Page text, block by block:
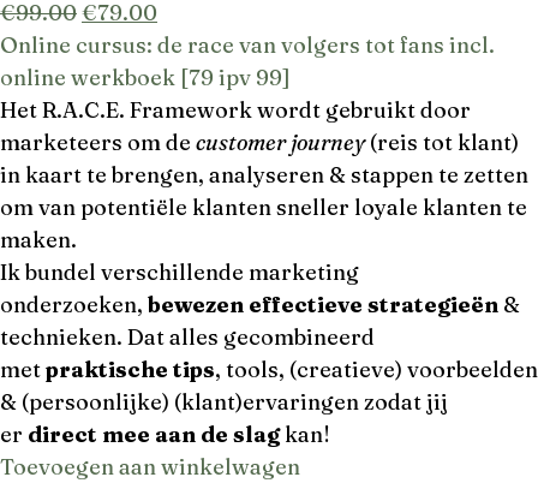
€99.00€79.00
Online cursus: de race van volgers tot fans incl.
online werkboek [79 ipv 99]
Het R.A.C.E. Framework wordt gebruikt door
marketeers om de customer journey(reis tot klant)
in kaart te brengen, analyseren & stappen te zetten
om van potentiële klanten sneller loyale klanten te
maken.
Ik bundel verschillende marketing
onderzoeken, bewezen effectieve strategieën &
technieken. Dat alles gecombineerd
metpraktische tips, tools, (creatieve) voorbeelden
& (persoonlijke) (klant)ervaringen zodat jij
er direct mee aan de slagkan!
Toevoegen aan winkelwagen